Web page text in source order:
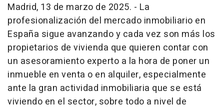
Madrid, 13 de marzo de 2025. - La
profesionalización del mercado inmobiliario en
España sigue avanzando y cada vez son más los
propietarios de vivienda que quieren contar con
un asesoramiento experto a la hora de poner un
inmueble en venta o en alquiler, especialmente
ante la gran actividad inmobiliaria que se está
viviendo en el sector, sobre todo a nivel de